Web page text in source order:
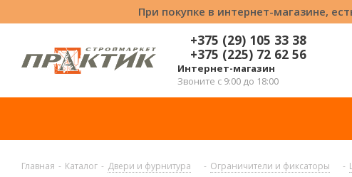
При покупке в интернет-магазине,
+375 (29) 105 33 38
+375 (225) 72 62 56
Интернет-магазин
Звоните с 9:00 до 18:00
Главная - Каталог - Двери и фурнитура - Ограничители и фиксаторы -